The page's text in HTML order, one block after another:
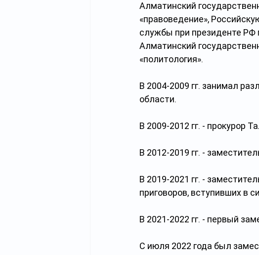
Алматинский
«правоведение»,
службы при президенте РФ
Алматинский
«политология».
В 2004-2009 гг. занимал
области.
В 2009-2012 гг. - прокурор
В 2012-2019 гг. -
В 2019-2021 гг. -
приговоров, вступивших в
В 2021-2022 гг. - первый
С июля 2022 года был